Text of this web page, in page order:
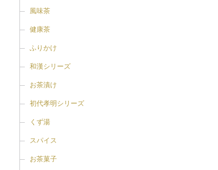
風味茶
健康茶
ふりかけ
和漢シリーズ
お茶漬け
初代孝明シリーズ
くず湯
スパイス
お茶菓子